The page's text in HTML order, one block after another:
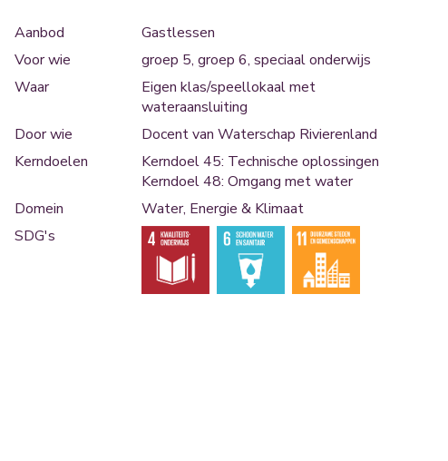
Aanbod
Gastlessen
Voor wie
groep 5, groep 6, speciaal onderwijs
Waar
Eigen klas/speellokaal met
wateraansluiting
Door wie
Docent van Waterschap Rivierenland
Kerndoelen
Kerndoel 45: Technische oplossingen
Kerndoel 48: Omgang met water
Domein
Water, Energie & Klimaat
SDG's